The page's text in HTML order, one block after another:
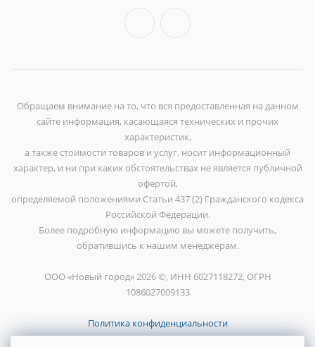
Обращаем внимание на то, что вся предоставленная на данном
сайте информация, касающаяся технических и прочих
характеристик,
а также стоимости товаров и услуг, носит информационный
характер, и ни при каких обстоятельствах не является публичной
офертой,
определяемой положениями Статьи 437 (2) Гражданского кодекса
Российской Федерации.
Более подробную информацию вы можете получить,
обратившись к нашим менеджерам.
ООО «Новый город» 2026 ©, ИНН 6027118272, ОГРН
1086027009133
Политика конфиденциальности